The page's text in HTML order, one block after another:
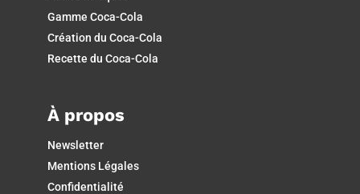
Gamme Coca-Cola
Création du Coca-Cola
Recette du Coca-Cola
À propos
Newsletter
Mentions Légales
Confidentialité